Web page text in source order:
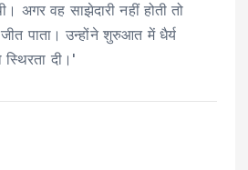
अगर वह साझेदारी नहीं होती तो
पाता। उन्होंने शुरुआत में धैर्य
स्थिरता दी।'